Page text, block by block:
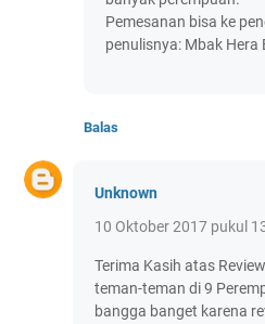
Pemesanan bisa ke
penulisnya: Mbak Hera
Balas
Unknown
10 Oktober 2017 pukul
Terima Kasih atas
teman-teman di 9
bangga banget karena